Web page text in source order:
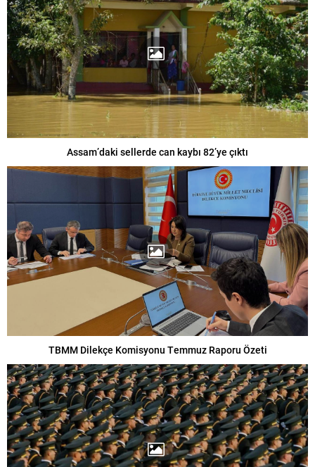
Assam’daki sellerde can kaybı 82’ye çıktı
TBMM Dilekçe Komisyonu Temmuz Raporu Özeti